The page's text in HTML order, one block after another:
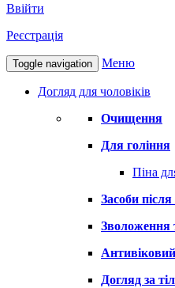
Ввійти
Реєстрація
Toggle navigation Меню
Догляд для чоловіків
Очищення
Для гоління
Піна
Засоби
Зволоження
Догляд за